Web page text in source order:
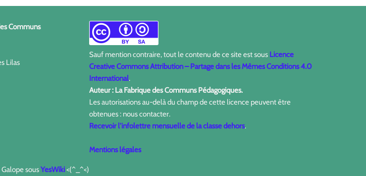
Communs
Lilas
Sauf mention contraire, tout le contenu de ce site est sous Licence
Creative Commons Attribution – Partage dans les Mêmes Conditions 4.0
International.
Auteur : La Fabrique des Communs Pédagogiques.
Les autorisations au-delà du champ de cette licence peuvent être
obtenues : nous contacter.
Recevoir l'infolettre mensuelle de la classe dehors.
Mentions légales
sousYesWiki<(^_^<)